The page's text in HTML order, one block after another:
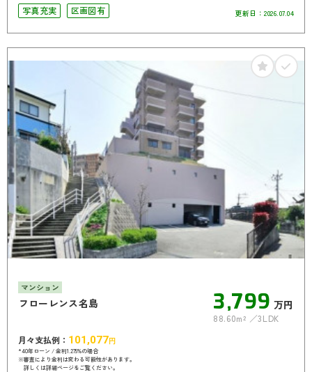
写真充実
区画図有 更新日： 2026.07.04
マンション
フローレンス名島 3,799 万円
88.60m²
3LDK
月々支払例： 101,077円
*40年ローン / 金利1.275%の場合
※審査により金利は変わる可能性があります。
詳しくは詳細ページをご覧ください。